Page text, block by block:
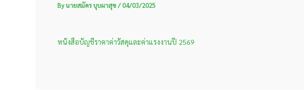
Byนายสมัคร บุบผาสุข/04/03/2025
หนังสือบัญชีราคาค่าวัสดุและค่าแรงงานปี 2569